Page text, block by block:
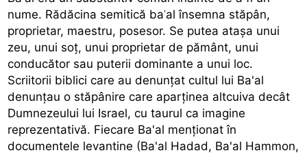
nume. Rădăcina semitică baʿal însemna stăpân,
proprietar, maestru, posesor. Se putea atașa unui
zeu, unui soț, unui proprietar de pământ, unui
conducător sau puterii dominante a unui loc.
Scriitorii biblici care au denunțat cultul lui Ba'al
denunțau o stăpânire care aparținea altcuiva decât
Dumnezeului lui Israel, cu taurul ca imagine
reprezentativă. Fiecare Ba'al menționat în
documentele levantine (Ba'al Hadad, Ba'al Hammon,